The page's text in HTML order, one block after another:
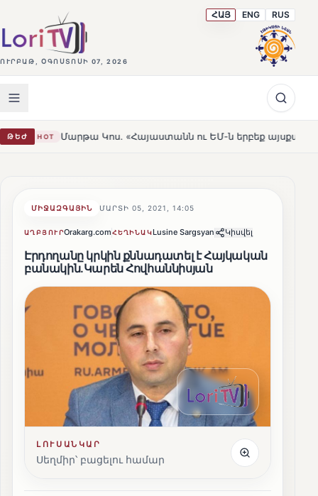
ՈՒՐԲԱԹ, ՕԳՈՍՏՈՍԻ 07, 2026
ՀԱՅ ENG RUS
ԹԵԺ Կոս. «Հայաստանն ու ԵՄ-ն երբեք այսքան մոտ չեն եղել»
ՄԻՋԱԶԳԱՅԻՆ ՄԱՐՏԻ 05, 2021, 14:05
ԱՂԲՅՈՒՐOrakarg.comՀԵՂԻՆԱԿLusine Sargsyan Կիսվել
Էրդողանը կրկին քննադատել է Հայկական
բանակին.Կարեն Հովհաննիսյան
ԼՈՒՍԱՆԿԱՐ
Սեղմիր՝ բացելու համար